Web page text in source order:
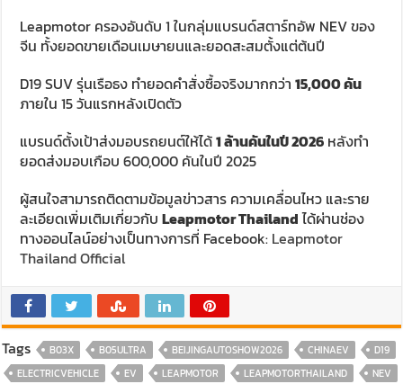
Leapmotor ครองอันดับ 1 ในกลุ่มแบรนด์สตาร์ทอัพ NEV ของ
จีน ทั้งยอดขายเดือนเมษายนและยอดสะสมตั้งแต่ต้นปี
D19 SUV รุ่นเรือธง ทำยอดคำสั่งซื้อจริงมากกว่า15,000 คัน
ภายใน 15 วันแรกหลังเปิดตัว
แบรนด์ตั้งเป้าส่งมอบรถยนต์ให้ได้1 ล้านคันในปี 2026 หลังทำ
ยอดส่งมอบเกือบ 600,000 คันในปี 2025
ผู้สนใจสามารถติดตามข้อมูลข่าวสาร ความเคลื่อนไหว และราย
ละเอียดเพิ่มเติมเกี่ยวกับLeapmotor Thailandได้ผ่านช่อง
ทางออนไลน์อย่างเป็นทางการที่ Facebook: Leapmotor
Thailand Official
Tags B03X B05ULTRA BEIJINGAUTOSHOW2026 CHINAEV
D19
ELECTRICVEHICLE
EV LEAPMOTOR LEAPMOTORTHAILAND
NEV